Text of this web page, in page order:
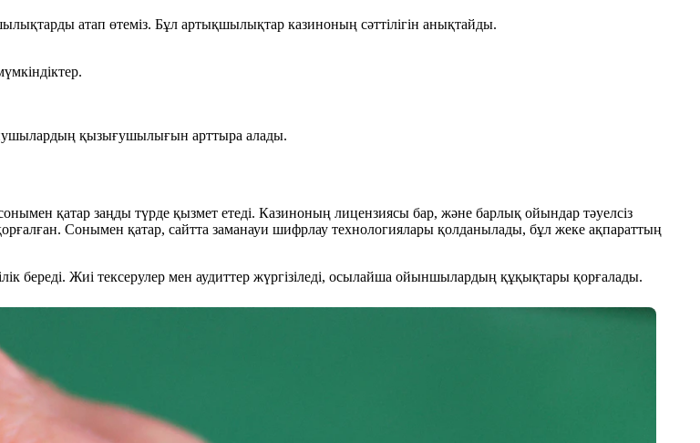
атап өтеміз. Бұл артықшылықтар казиноның сәттілігін анықтайды.
қызығушылығын арттыра алады.
қатар заңды түрде қызмет етеді. Казиноның лицензиясы бар, және барлық ойындар тәуелсіз
Сонымен қатар, сайтта заманауи шифрлау технологиялары қолданылады, бұл жеке ақпараттың
береді. Жиі тексерулер мен аудиттер жүргізіледі, осылайша ойыншылардың құқықтары қорғалады.